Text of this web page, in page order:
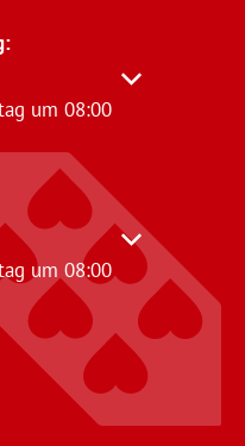
:
oder
um 08:00
oder
um 08:00